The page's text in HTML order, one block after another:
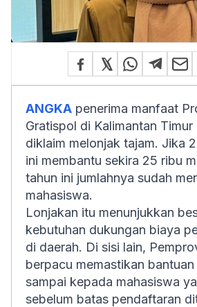
ANGKA penerima manfaat
Gratispol di Kalimantan Timur
diklaim melonjak tajam. Jika
ini membantu sekira 25 ribu
tahun ini jumlahnya sudah
mahasiswa.
Lonjakan itu menunjukkan
kebutuhan dukungan biaya
di daerah. Di sisi lain,
berpacu memastikan
sampai kepada mahasiswa
sebelum batas pendaftaran